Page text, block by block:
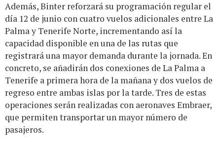
Además, Binter reforzará su programación regular el
día 12 de junio con cuatro vuelos adicionales entre La
Palma y Tenerife Norte, incrementando así la
capacidad disponible en una de las rutas que
registrará una mayor demanda durante la jornada. En
concreto, se añadirán dos conexiones de La Palma a
Tenerife a primera hora de la mañana y dos vuelos de
regreso entre ambas islas por la tarde. Tres de estas
operaciones serán realizadas con aeronaves Embraer,
que permiten transportar un mayor número de
pasajeros.